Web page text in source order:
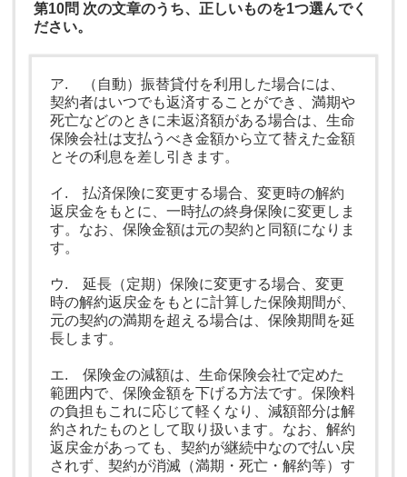
第10問 次の文章のうち、正しいものを1つ選んでく
ださい。
ア. （自動）振替貸付を利用した場合には、
契約者はいつでも返済することができ、満期や
死亡などのときに未返済額がある場合は、生命
保険会社は支払うべき金額から立て替えた金額
とその利息を差し引きます。
イ. 払済保険に変更する場合、変更時の解約
返戻金をもとに、一時払の終身保険に変更しま
す。なお、保険金額は元の契約と同額になりま
す。
ウ. 延長（定期）保険に変更する場合、変更
時の解約返戻金をもとに計算した保険期間が、
元の契約の満期を超える場合は、保険期間を延
長します。
エ. 保険金の減額は、生命保険会社で定めた
範囲内で、保険金額を下げる方法です。保険料
の負担もこれに応じて軽くなり、減額部分は解
約されたものとして取り扱います。なお、解約
返戻金があっても、契約が継続中なので払い戻
されず、契約が消滅（満期・死亡・解約等）す